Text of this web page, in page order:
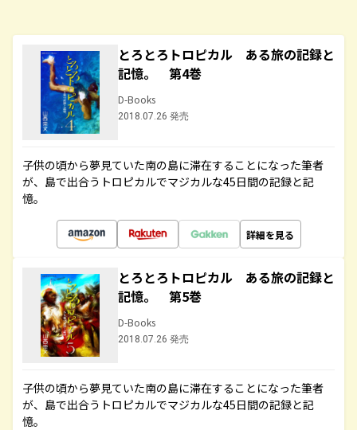
とろとろトロピカル ある旅の記録と
記憶。 第4巻
D-Books
2018.07.26 発売
子供の頃から夢見ていた南の島に滞在することになった筆者
が、島で出合うトロピカルでマジカルな45日間の記録と記
憶。
詳細を見る
とろとろトロピカル ある旅の記録と
記憶。 第5巻
D-Books
2018.07.26 発売
子供の頃から夢見ていた南の島に滞在することになった筆者
が、島で出合うトロピカルでマジカルな45日間の記録と記
憶。